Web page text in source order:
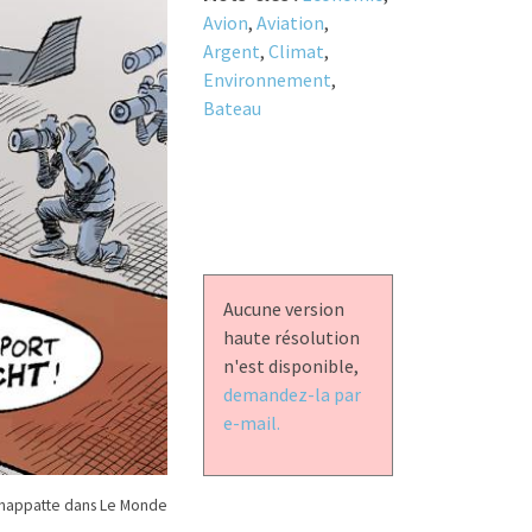
dans Le Monde
Avion, Aviation,
Argent, Climat,
Environnement,
Bateau
Aucune version
haute résolution
n'est disponible,
demandez-la par
e-mail.